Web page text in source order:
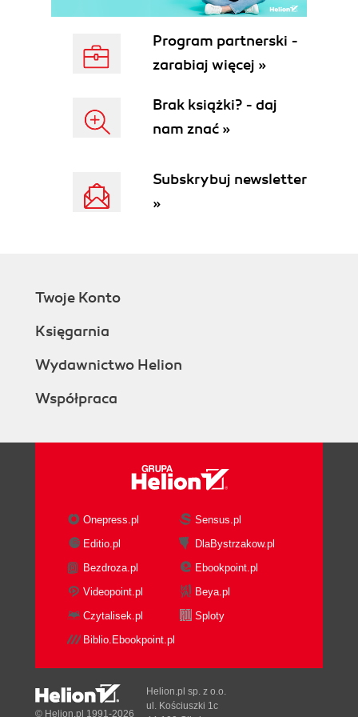
Strings
Sum
Functions
Last expression return
Data structures
Records
Iterating through a list
Finding elements
Text parsers
3. Developing Web Applications
Starting a web server
The register handler
The customize handler
The handlers group
Creating a page
Adding styles
Handling events
DOM selection
Reading values
Updating content
Binding an event handler
Program partnerski -
zarabiaj więcej »
Brak książki? - daj
nam znać »
Subskrybuj newsletter
»
Twoje Konto
Księgarnia
Wydawnictwo Helion
Współpraca
Onepress.pl
Sensus.pl
Editio.pl
DlaBystrzakow.pl
Bezdroza.pl
Ebookpoint.pl
Videopoint.pl
Beya.pl
Czytalisek.pl
Sploty
Biblio.Ebookpoint.pl
© Helion.pl 1991-2026
Helion.pl sp. z o.o.
ul. Kościuszki 1c